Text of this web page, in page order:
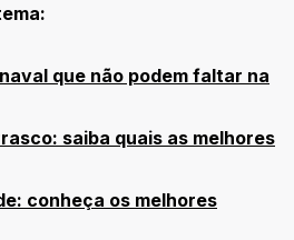
que não podem faltar na
saiba quais as melhores
conheça os melhores